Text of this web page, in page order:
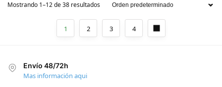
Mostrando 1–12 de 38 resultados
1 2 3 4
Envío 48/72h
Mas información aqui